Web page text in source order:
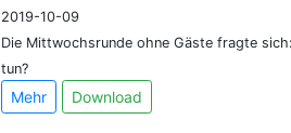
2019-10-09
Die Mittwochsrunde ohne Gäste fragte
tun?
Mehr Download